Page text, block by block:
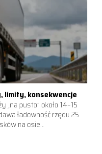
limity, konsekwencje
pusto” około 14–15
ładowność rzędu 25–
na osie...